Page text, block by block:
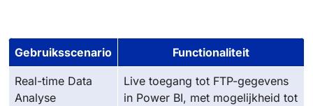
Gebruiksscenario Functionaliteit
Real-time Data
Analyse
Live toegang tot FTP-gegevens
in Power BI, met mogelijkheid tot